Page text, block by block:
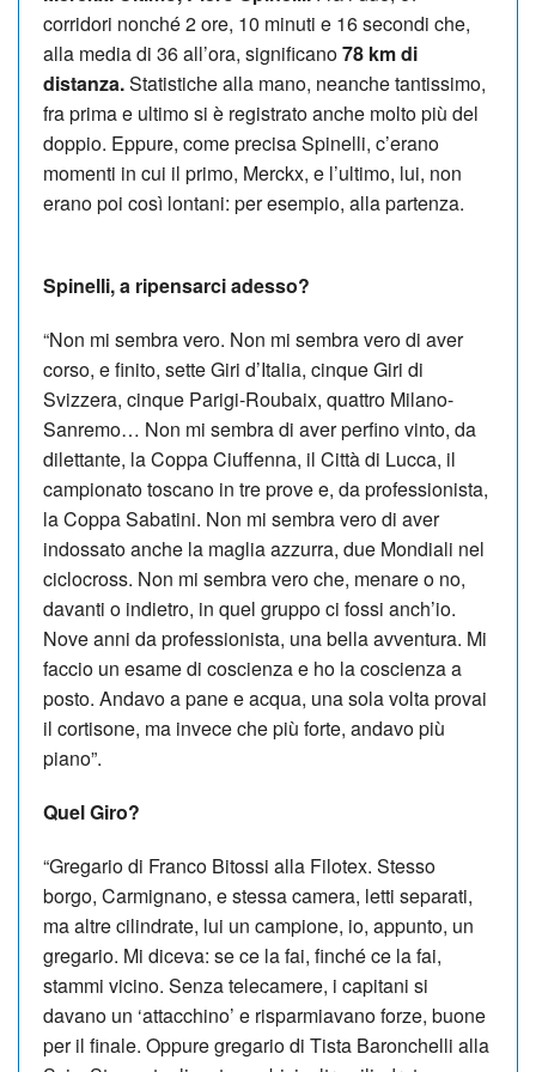
corridori nonché 2 ore, 10 minuti e 16 secondi che,
alla media di 36 all’ora, significano78 km di
distanza.Statistiche alla mano, neanche tantissimo,
fra prima e ultimo si è registrato anche molto più del
doppio. Eppure, come precisa Spinelli, c’erano
momenti in cui il primo, Merckx, e l’ultimo, lui, non
erano poi così lontani: per esempio, alla partenza.
Spinelli, a ripensarci adesso?
“Non mi sembra vero. Non mi sembra vero di aver
corso, e finito, sette Giri d’Italia, cinque Giri di
Svizzera, cinque Parigi-Roubaix, quattro Milano-
Sanremo… Non mi sembra di aver perfino vinto, da
dilettante, la Coppa Ciuffenna, il Città di Lucca, il
campionato toscano in tre prove e, da professionista,
la Coppa Sabatini. Non mi sembra vero di aver
indossato anche la maglia azzurra, due Mondiali nel
ciclocross. Non mi sembra vero che, menare o no,
davanti o indietro, in quel gruppo ci fossi anch’io.
Nove anni da professionista, una bella avventura. Mi
faccio un esame di coscienza e ho la coscienza a
posto. Andavo a pane e acqua, una sola volta provai
il cortisone, ma invece che più forte, andavo più
piano”.
Quel Giro?
“Gregario di Franco Bitossi alla Filotex. Stesso
borgo, Carmignano, e stessa camera, letti separati,
ma altre cilindrate, lui un campione, io, appunto, un
gregario. Mi diceva: se ce la fai, finché ce la fai,
stammi vicino. Senza telecamere, i capitani si
davano un ‘attacchino’ e risparmiavano forze, buone
per il finale. Oppure gregario di Tista Baronchelli alla